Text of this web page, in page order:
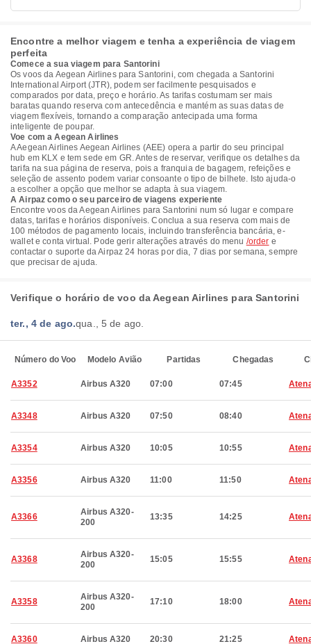
Encontre a melhor viagem e tenha a experiência de viagem
perfeita
Comece a sua viagem para Santorini
Os voos da Aegean Airlines para Santorini, com chegada a Santorini
International Airport (JTR), podem ser facilmente pesquisados e
comparados por data, preço e horário. As tarifas costumam ser mais
baratas quando reserva com antecedência e mantém as suas datas de
viagem flexíveis, tornando a comparação antecipada uma forma
inteligente de poupar.
Voe com a Aegean Airlines
A Aegean Airlines Aegean Airlines (AEE) opera a partir do seu principal
hub em KLX e tem sede em GR. Antes de reservar, verifique os detalhes da
tarifa na sua página de reserva, pois a franquia de bagagem, refeições e
seleção de assento podem variar consoante o tipo de bilhete. Isto ajuda-o
a escolher a opção que melhor se adapta à sua viagem.
A Airpaz como o seu parceiro de viagens experiente
Encontre voos da Aegean Airlines para Santorini num só lugar e compare
datas, tarifas e horários disponíveis. Conclua a sua reserva com mais de
100 métodos de pagamento locais, incluindo transferência bancária, e-
wallet e conta virtual. Pode gerir alterações através do menu /order e
contactar o suporte da Airpaz 24 horas por dia, 7 dias por semana, sempre
que precisar de ajuda.
Verifique o horário de voo da Aegean Airlines para Santorini
ter., 4 de ago.qua., 5 de ago.
Número do Voo Modelo Avião Partidas Chegadas
A3352 Airbus A320 07:00 07:45
A3348 Airbus A320 07:50 08:40
A3354 Airbus A320 10:05 10:55
A3356 Airbus A320 11:00 11:50
A3366
Airbus A320-
200
13:35 14:25
A3368
Airbus A320-
200
15:05 15:55
A3358
Airbus A320-
200
17:10 18:00
A3360 Airbus A320 20:30 21:25